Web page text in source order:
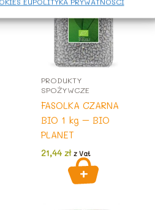
PRODUKTY
SPOŻYWCZE
FASOLKA CZARNA
BIO 1 kg – BIO
PLANET
21,44 zł z Vat